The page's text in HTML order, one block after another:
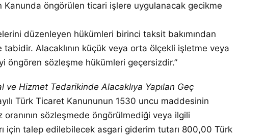
Kanunda öngörülen ticari işlere uygulanacak gecikme
düzenleyen hükümleri birinci taksit bakımından
Alacaklının küçük veya orta ölçekli işletme veya
sözleşme hükümleri geçersizdir.”
ve Hizmet Tedarikinde Alacaklıya Yapılan Geç
Türk Ticaret Kanununun 1530 uncu maddesinin
sözleşmede öngörülmediği veya ilgili
için talep edilebilecek asgari giderim tutarı 800,00 Türk